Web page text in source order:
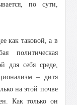
по сути,
таковой, а в
политическая
для себя среде,
– дитя
на этой почве
Как только он